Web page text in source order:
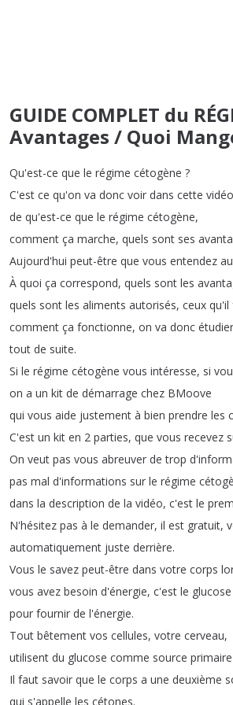
GUIDE COMPLET du
Avantages / Quoi
Qu'est-ce que le régime cétogène ?
C'est ce qu'on va donc voir dans cette vidéo
de qu'est-ce que le régime cétogène,
comment ça marche, quels sont ses
Aujourd'hui peut-être que vous entendez
À quoi ça correspond, quels sont les
quels sont les aliments autorisés, ceux qu'il
comment ça fonctionne, on va donc étudier
tout de suite.
Si le régime cétogène vous intéresse, si
on a un kit de démarrage chez BMoove
qui vous aide justement à bien prendre les
C'est un kit en 2 parties, que vous recevez
On veut pas vous abreuver de trop
pas mal d'informations sur le régime
dans la description de la vidéo, c'est le
N'hésitez pas à le demander, il est gratuit,
automatiquement juste derrière.
Vous le savez peut-être dans votre corps
vous avez besoin d'énergie, c'est le glucose
pour fournir de l'énergie.
Tout bêtement vos cellules, votre cerveau,
utilisent du glucose comme source primaire
Il faut savoir que le corps a une deuxième
qui s'appelle les cétones.